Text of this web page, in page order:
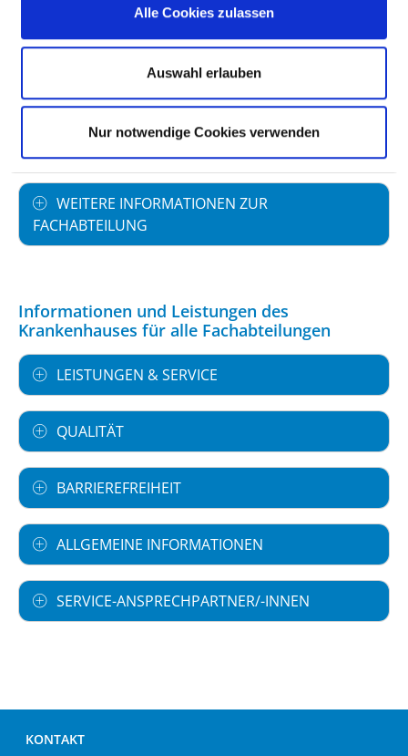
Alle Cookies zulassen
Auswahl erlauben
Nur notwendige Cookies verwenden
PERSONELLE AUSSTATTUNG
FACHEXPERTISE UND WEITERBILDUNG
MEDIZINISCHES LEISTUNGSANGEBOT MIT
WEITERE INFORMATIONEN ZUR
FACHABTEILUNG
Informationen und Leistungen des
Krankenhauses für alle Fachabteilungen
LEISTUNGEN & SERVICE
QUALITÄT
BARRIEREFREIHEIT
ALLGEMEINE INFORMATIONEN
SERVICE-ANSPRECHPARTNER/-INNEN
KONTAKT